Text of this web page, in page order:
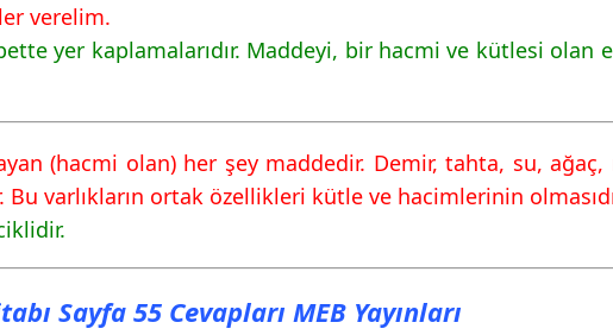
verelim.
yer kaplamalarıdır. Maddeyi, bir hacmi ve kütlesi
(hacmi olan) her şey maddedir. Demir, tahta, su,
varlıkların ortak özellikleri kütle ve hacimlerinin
Sayfa 55 Cevapları MEB Yayınları